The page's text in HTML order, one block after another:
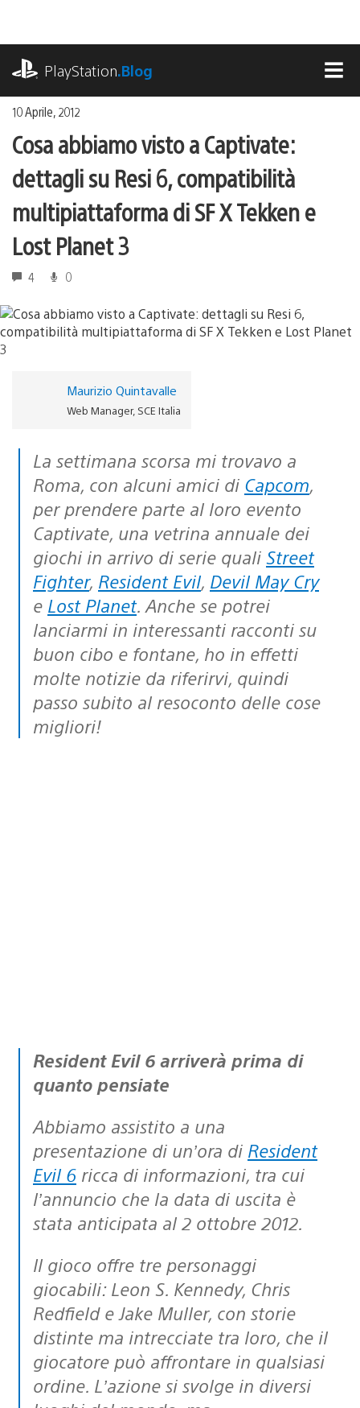
contenuto
PlayStation.Blog
10 Aprile, 2012
Cosa abbiamo visto a Captivate:
dettagli su Resi 6, compatibilità
multipiattaforma di SF X Tekken e
Lost Planet 3
4 0
Maurizio Quintavalle
Web Manager, SCE Italia
La settimana scorsa mi trovavo a
Roma, con alcuni amici di Capcom,
per prendere parte al loro evento
Captivate, una vetrina annuale dei
giochi in arrivo di serie quali Street
Fighter, Resident Evil, Devil May Cry
e Lost Planet. Anche se potrei
lanciarmi in interessanti racconti su
buon cibo e fontane, ho in effetti
molte notizie da riferirvi, quindi
passo subito al resoconto delle cose
migliori!
Resident Evil 6 arriverà prima di
quanto pensiate
Abbiamo assistito a una
presentazione di un’ora di Resident
Evil 6 ricca di informazioni, tra cui
l’annuncio che la data di uscita è
stata anticipata al 2 ottobre 2012.
Il gioco offre tre personaggi
giocabili: Leon S. Kennedy, Chris
Redfield e Jake Muller, con storie
distinte ma intrecciate tra loro, che il
giocatore può affrontare in qualsiasi
ordine. L’azione si svolge in diversi